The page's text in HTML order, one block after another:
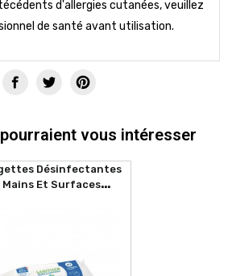
d'allergies cutanées, veuillez
de santé avant utilisation.
vous intéresser
Désinfectantes
Mains Et Surfaces